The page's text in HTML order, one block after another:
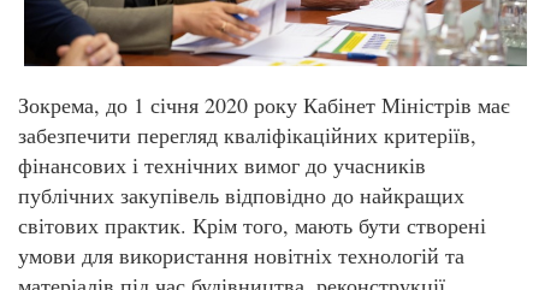
Зокрема, до 1 січня 2020 року Кабінет Міністрів має
забезпечити перегляд кваліфікаційних критеріїв,
фінансових і технічних вимог до учасників
публічних закупівель відповідно до найкращих
світових практик. Крім того, мають бути створені
умови для використання новітніх технологій та